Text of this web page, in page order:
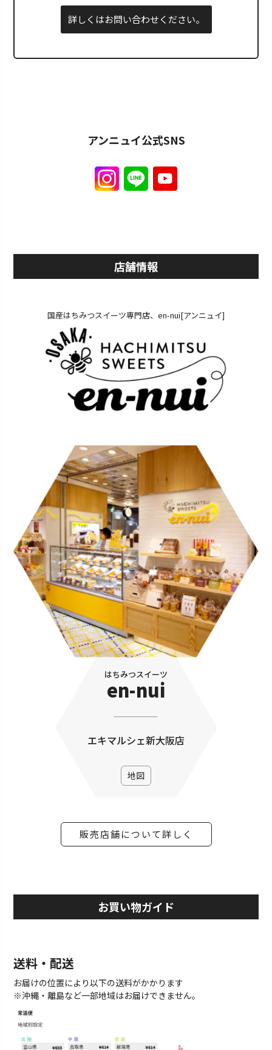
詳しくはお問い合わせください。
アンニュイ公式SNS
店舗情報
国産はちみつスイーツ専門店、en-nui[アンニュイ]
はちみつスイーツ
en-nui
エキマルシェ新大阪店
地図
販売店舗について詳しく
お買い物ガイド
送料・配送
お届けの位置により以下の送料がかかります
※沖縄・離島など一部地域はお届けできません。